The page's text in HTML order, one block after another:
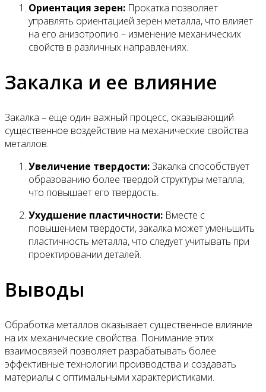
Ориентация зерен: Прокатка позволяет
управлять ориентацией зерен металла, что влияет
на его анизотропию – изменение механических
свойств в различных направлениях.
Закалка и ее влияние
Закалка – еще один важный процесс, оказывающий
существенное воздействие на механические свойства
металлов.
Увеличение твердости:Закалка способствует
образованию более твердой структуры металла,
что повышает его твердость.
Ухудшение пластичности: Вместе с
повышением твердости, закалка может уменьшить
пластичность металла, что следует учитывать при
проектировании деталей.
Выводы
Обработка металлов оказывает существенное влияние
на их механические свойства. Понимание этих
взаимосвязей позволяет разрабатывать более
эффективные технологии производства и создавать
материалы с оптимальными характеристиками.